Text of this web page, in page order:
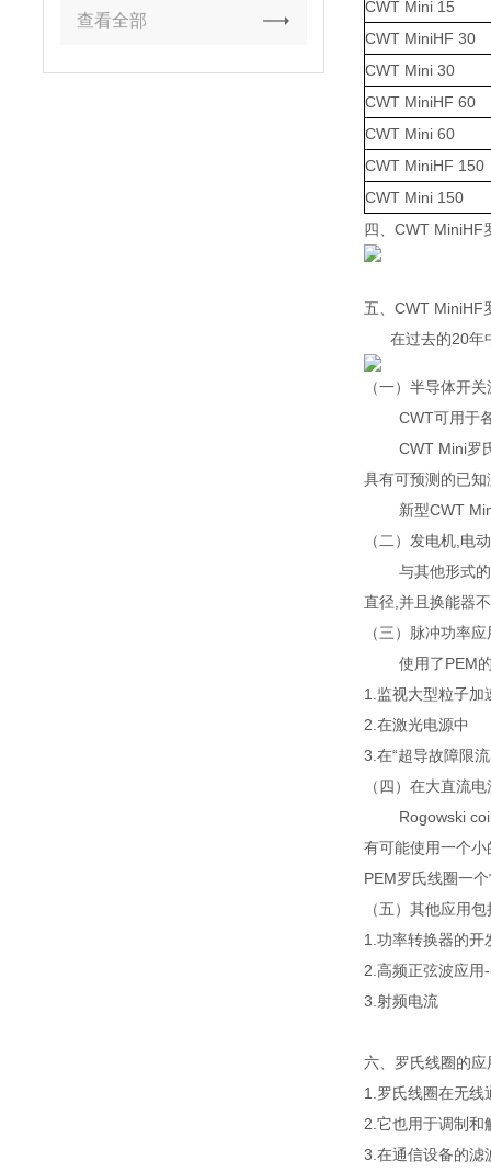
查看全部
CWT Mini 15
CWT MiniHF 30
CWT Mini 30
CWT MiniHF 60
CWT Mini 60
CWT MiniHF 150
CWT Mini 150
四、CWT MiniHF
五、CWT MiniHF
在过去的20年中
（一）半导体开
CWT可用于各
CWT Mini罗氏
具有可预测的已
新型CWT
（二）发电机,电
与其他形式的电
直径,并且换能器
（三）脉冲功率应
使用了PEM的
1.监视大型粒子加
2.在激光电源中
3.在“超导故障限
（四）在大直流
Rogowski coil电
有可能使用一个
PEM罗氏线圈一
（五）其他应用
1.功率转换器的开
2.高频正弦波应用
3.射频电流
六、罗氏线圈的
1.罗氏线圈在无线
2.它也用于调制和
3.在通信设备的滤